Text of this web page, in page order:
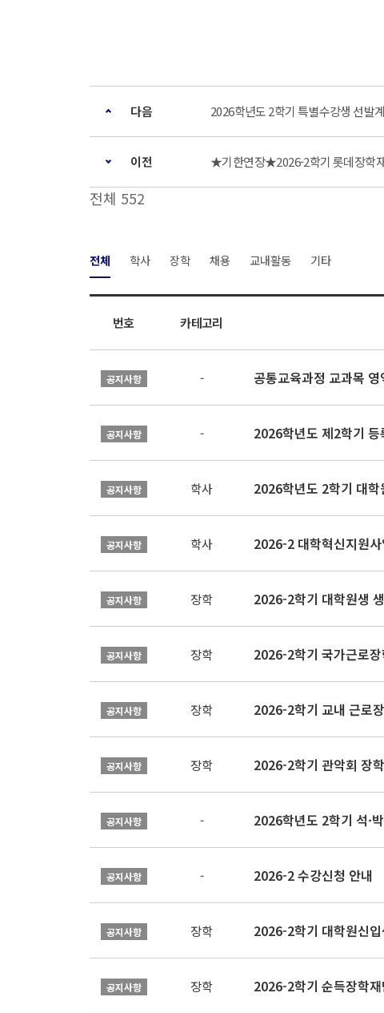
다음 2026학년도 2학기 특별수강생 선발
이전 ★기한연장★2026-2학기 롯데장학
전체 552
전체 학사 장학 채용 교내활동 기타
번호 카테고리
공지사항 - 공통교육과정 교과목
공지사항 - 2026학년도 제2학기 등
공지사항 학사 2026학년도 2학기 대
공지사항 학사
공지사항 장학 2026-2학기 대학원생
공지사항 장학 2026-2학기 국가근로
공지사항 장학 2026-2학기 교내 근로
공지사항 장학 2026-2학기 관악회 장
공지사항 - 2026학년도 2학기 석·
공지사항 - 2026-2 수강신청 안내
공지사항 장학 2026-2학기 대학원신
공지사항 장학 2026-2학기 순득장학